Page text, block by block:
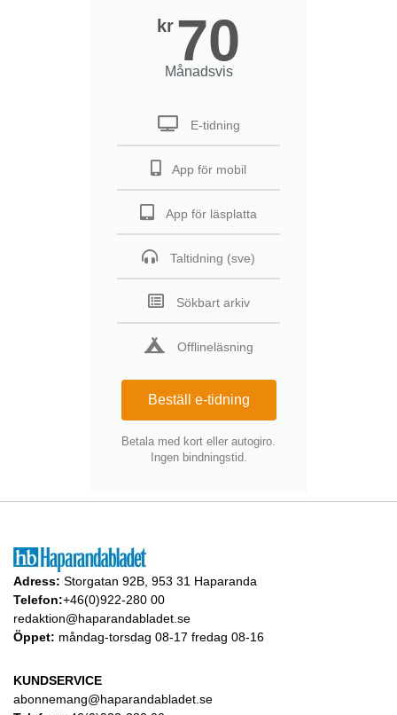
kr 70
Månadsvis
E-tidning
App för mobil
App för läsplatta
Taltidning (sve)
Sökbart arkiv
Offlineläsning
Beställ e-tidning
Betala med kort eller autogiro.
Ingen bindningstid.
Adress: Storgatan 92B, 953 31 Haparanda
Telefon:+46(0)922-280 00
redaktion@haparandabladet.se
Öppet: måndag-torsdag 08-17 fredag 08-16
KUNDSERVICE
abonnemang@haparandabladet.se